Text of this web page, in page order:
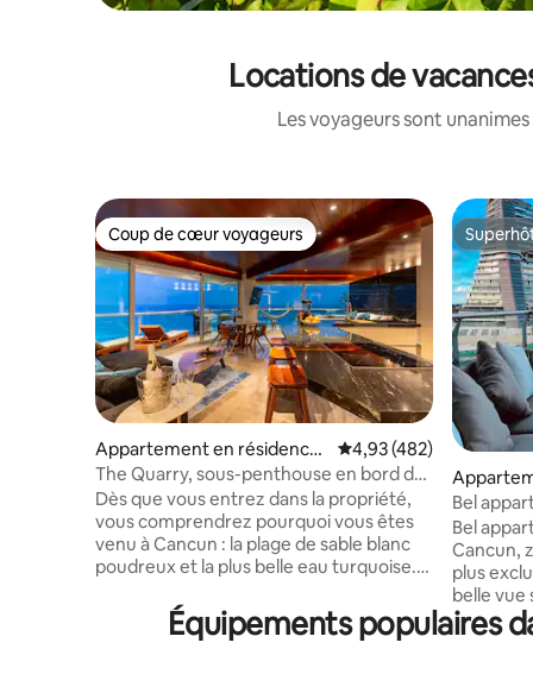
Locations de
Les voyageurs sont
Coup de cœur voyageurs
Coup de cœur voyageurs
Appartement en résidence
⋅ Cancún
Évaluation moyenne
4,93 (482)
The Quarry, sous-penthouse en bord de
mer à 150 m des clubs
Dès que vous entrez dans la propriété,
vous comprendrez pourquoi vous êtes
venu à Cancun : la plage de sable blanc
poudreux et la plus belle eau turquoise.
voir depuis la vue panoramique à 180°
que l'appartement offre. Aucun détail n'a
Cancún
Bel
Bel
Cancun,
plus
belle vue
de la mer
Équipements populaires